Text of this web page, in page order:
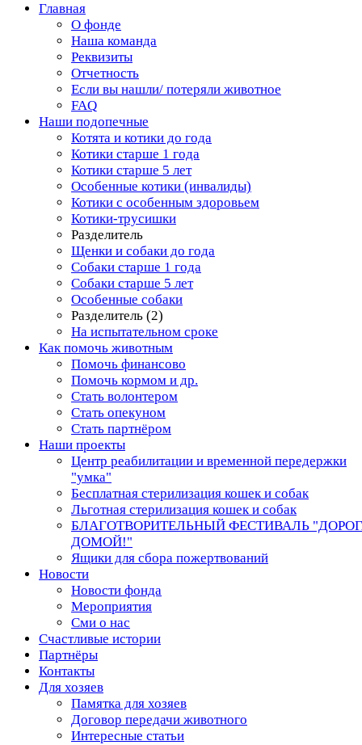
Главная
О фонде
Наша команда
Реквизиты
Отчетность
Если вы нашли/ потеряли животное
FAQ
Наши подопечные
Котята и котики до года
Котики старше 1 года
Котики старше 5 лет
Особенные котики (инвалиды)
Котики с особенным здоровьем
Котики-трусишки
Разделитель
Щенки и собаки до года
Собаки старше 1 года
Собаки старше 5 лет
Особенные собаки
Разделитель (2)
На испытательном сроке
Как помочь животным
Помочь финансово
Помочь кормом и др.
Стать волонтером
Стать опекуном
Стать партнёром
Наши проекты
Центр реабилитации и временной передержки
"умка"
Бесплатная стерилизация кошек и собак
Льготная стерилизация кошек и собак
БЛАГОТВОРИТЕЛЬНЫЙ ФЕСТИВАЛЬ
ДОМОЙ!"
Ящики для сбора пожертвований
Новости
Новости фонда
Мероприятия
Сми о нас
Счастливые истории
Партнёры
Контакты
Для хозяев
Памятка для хозяев
Договор передачи животного
Интересные статьи